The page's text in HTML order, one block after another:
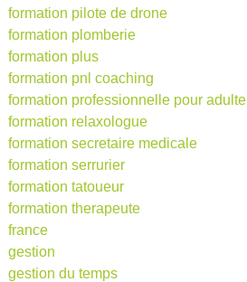
formation pilote de drone
formation plomberie
formation plus
formation pnl coaching
formation professionnelle pour adulte
formation relaxologue
formation secretaire medicale
formation serrurier
formation tatoueur
formation therapeute
france
gestion
gestion du temps